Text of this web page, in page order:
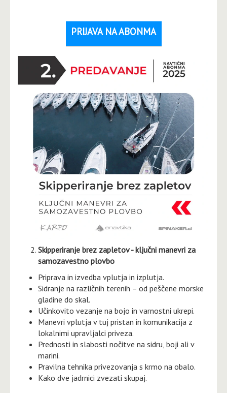
PRIJAVA NA ABONMA
Skipperiranje brez zapletov - ključni manevri za
samozavestno plovbo
Priprava in izvedba vplutja in izplutja.
Sidranje na različnih terenih – od peščene morske
gladine do skal.
Učinkovito vezanje na bojo in varnostni ukrepi.
Manevri vplutja v tuj pristan in komunikacija z
lokalnimi upravljalci priveza.
Prednosti in slabosti nočitve na sidru, boji ali v
marini.
Pravilna tehnika privezovanja s krmo na obalo.
Kako dve jadrnici zvezati skupaj.